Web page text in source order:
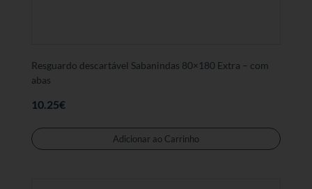
Resguardo descartável Sabanindas 80×180 Extra – com
abas
10.25€
Adicionar ao Carrinho